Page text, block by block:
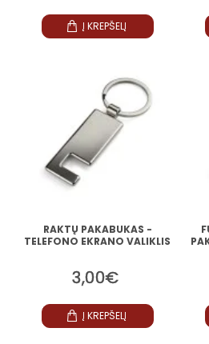
Į KREPŠELĮ
RAKTŲ PAKABUKAS -
TELEFONO EKRANO VALIKLIS
3,00€
Į KREPŠELĮ